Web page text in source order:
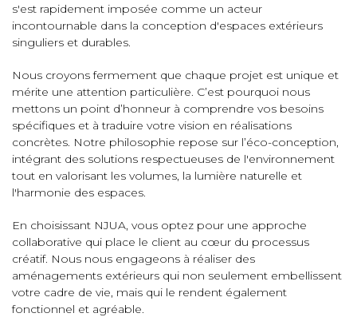
s'est rapidement imposée comme un acteur
incontournable dans la conception d'espaces extérieurs
singuliers et durables.
Nous croyons fermement que chaque projet est unique et
mérite une attention particulière. C’est pourquoi nous
mettons un point d’honneur à comprendre vos besoins
spécifiques et à traduire votre vision en réalisations
concrètes. Notre philosophie repose sur l’éco-conception,
intégrant des solutions respectueuses de l'environnement
tout en valorisant les volumes, la lumière naturelle et
l'harmonie des espaces.
En choisissant NJUA, vous optez pour une approche
collaborative qui place le client au cœur du processus
créatif. Nous nous engageons à réaliser des
aménagements extérieurs qui non seulement embellissent
votre cadre de vie, mais qui le rendent également
fonctionnel et agréable.